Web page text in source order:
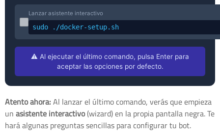
Lanzar asistente interactivo
sudo ./docker-setup.sh
⚠️ Al ejecutar el último comando, pulsa Enter para
aceptar las opciones por defecto.
Atento ahora:Al lanzar el último comando, verás que empieza
unasistente interactivo(wizard) en la propia pantalla negra. Te
hará algunas preguntas sencillas para configurar tu bot.